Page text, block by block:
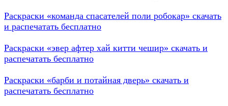
Раскраски «команда спасателей поли робокар» скачать
и распечатать бесплатно
Раскраски «эвер афтер хай китти чешир» скачать и
распечатать бесплатно
Раскраски «барби и потайная дверь» скачать и
распечатать бесплатно